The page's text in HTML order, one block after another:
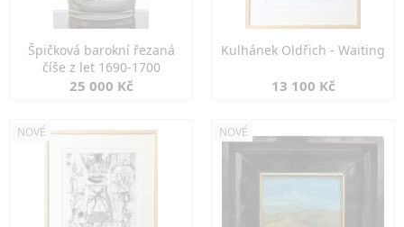
Špičková barokní řezaná
číše z let 1690-1700
25 000 Kč
Kulhánek Oldřich - Waiting
13 100 Kč
NOVÉ NOVÉ